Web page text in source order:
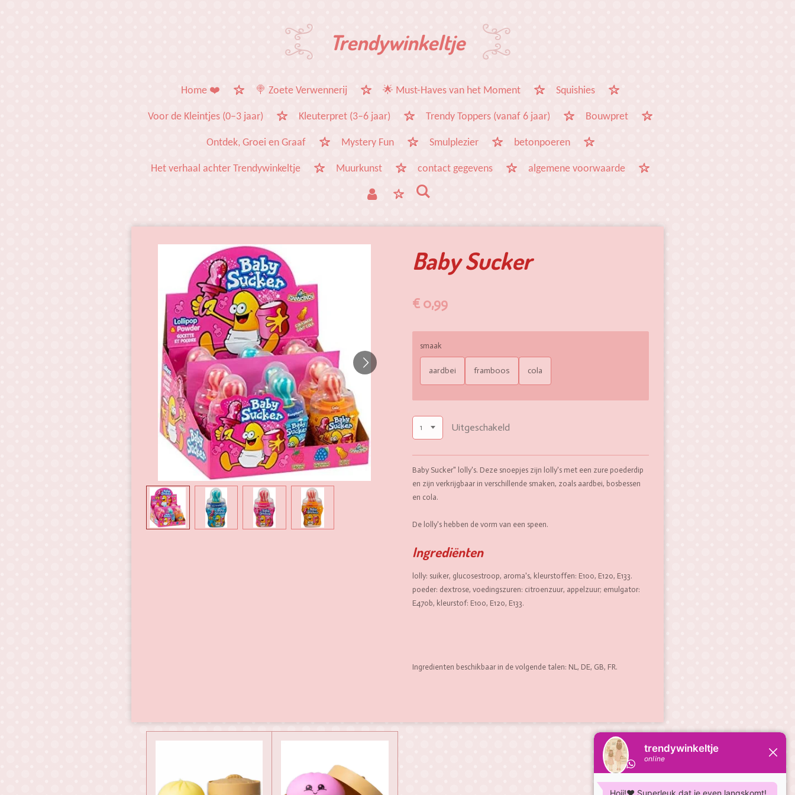
Trendywinkeltje
Home ❤️ 🍭 Zoete Verwennerij 🌟 Must-Haves van het Moment Squishies
Voor de Kleintjes (0–3 jaar) Kleuterpret (3–6 jaar) Trendy Toppers (vanaf 6 jaar) Bouwpret
Ontdek, Groei en Graaf Mystery Fun Smulplezier betonpoeren
Het verhaal achter Trendywinkeltje Muurkunst contact gegevens algemene voorwaarde
Baby Sucker
€ 0,99
smaak
aardbei framboos cola
Uitgeschakeld
Baby Sucker" lolly's. Deze snoepjes zijn lolly's met een zure poederdip
en zijn verkrijgbaar in verschillende smaken, zoals aardbei, bosbessen
en cola.
De lolly's hebben de vorm van een speen.
Ingrediënten
lolly: suiker, glucosestroop, aroma's, kleurstoffen: E100, E120, E133.
poeder: dextrose, voedingszuren: citroenzuur, appelzuur; emulgator:
E470b, kleurstof: E100, E120, E133.
Ingredienten beschikbaar in de volgende talen: NL, DE, GB, FR.